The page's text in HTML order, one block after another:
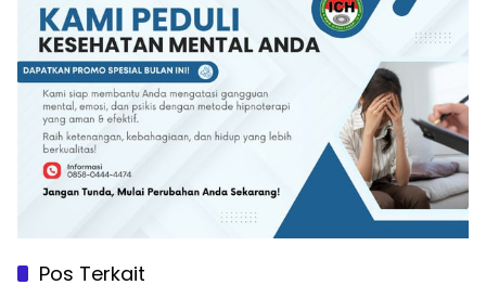
Pos Terkait